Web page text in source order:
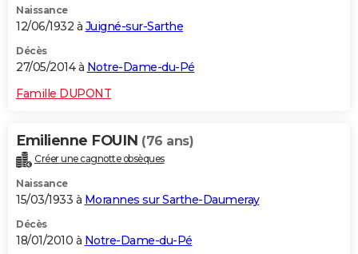
Naissance
12/06/1932 à Juigné-sur-Sarthe
Décès
27/05/2014 à Notre-Dame-du-Pé
Famille DUPONT
Emilienne FOUIN (76 ans)
Créer une cagnotte obsèques
Naissance
15/03/1933 à Morannes sur Sarthe-Daumeray
Décès
18/01/2010 à Notre-Dame-du-Pé